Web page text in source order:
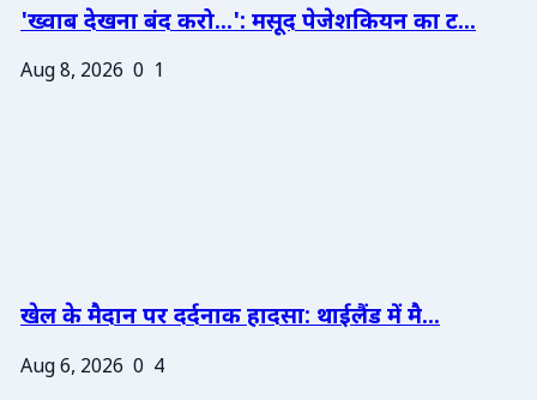
'ख्वाब देखना बंद करो...': मसूद पेजेशकियन का ट...
Aug 8, 2026 0 1
खेल के मैदान पर दर्दनाक हादसा: थाईलैंड में मै...
Aug 6, 2026 0 4